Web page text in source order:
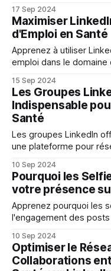
17 Sep 2024
Maximiser
d'Emploi en Santé
Apprenez à utiliser
emploi dans le domaine
15 Sep 2024
Les Groupes
Indispensable
Santé
Les groupes LinkedIn
une plateforme pour
tendances.
10 Sep 2024
Pourquoi les
votre présence
Apprenez pourquoi les
l'engagement des
10 Sep 2024
Optimiser le
Collaborations